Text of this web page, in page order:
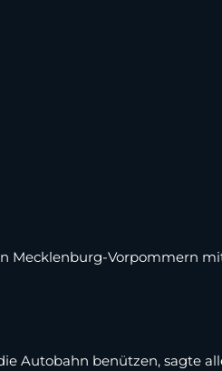
Vorpommern mit
Autobahn benützen, sagte